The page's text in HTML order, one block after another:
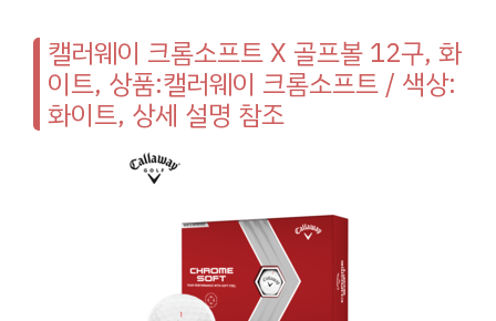
캘러웨이 크롬소프트 X 골프볼 12구, 화
이트, 상품:캘러웨이 크롬소프트 / 색상:
화이트, 상세 설명 참조